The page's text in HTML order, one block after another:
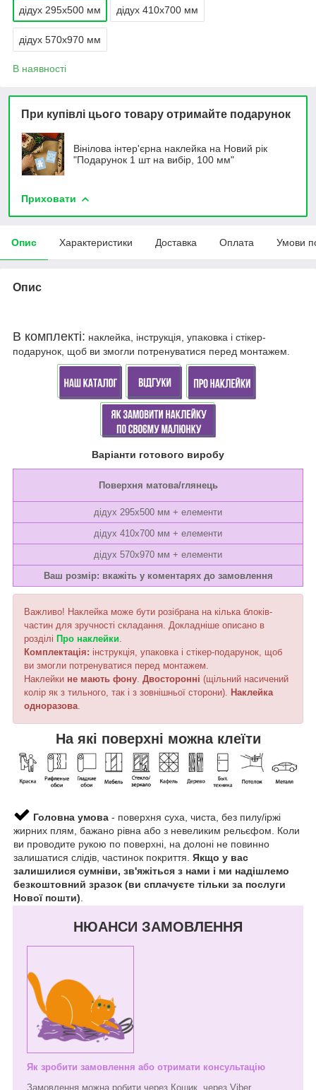
дідух 295х500 мм дідух 410х700 мм
дідух 570х970 мм
В наявності
При купівлі цього товару отримайте подарунок
Вінілова інтер'єрна наклейка на Новий рік
"Подарунок 1 шт на вибір, 100 мм"
Приховати
Опис Характеристики Доставка Оплата Умови
Опис
В комплекті: наклейка, інструкція, упаковка і стікер-
подарунок, щоб ви змогли потренуватися перед монтажем.
Варіанти готового виробу
Поверхня матова/глянець
дідух 295х500 мм + елементи
дідух 410х700 мм + елементи
дідух 570х970 мм + елементи
Ваш розмір: вкажіть у коментарях до замовлення
Важливо! Наклейка може бути розібрана на кілька блоків-
частин для зручності складання. Докладніше описано в
розділі Про наклейки.
Комплектація: інструкція, упаковка і стікер-подарунок, щоб
ви змогли потренуватися перед монтажем.
Наклейки не мають фону. Двосторонні (щільний насичений
колір як з тильного, так і з зовнішньої сторони). Наклейка
одноразова.
На які поверхні можна клеїти
Головна умова - поверхня суха, чиста, без пилу/іржі
жирних плям, бажано рівна або з невеликим рельєфом. Коли
ви проводите рукою по поверхні, на долоні не повинно
залишатися слідів, частинок покриття. Якщо у вас
залишилися сумніви, зв'яжіться з нами і ми надішлемо
безкоштовний зразок (ви сплачуєте тільки за послуги
Нової пошти).
НЮАНСИ ЗАМОВЛЕННЯ
Як зробити замовлення або отримати консультацію
Замовлення можна робити через Кошик, через Viber